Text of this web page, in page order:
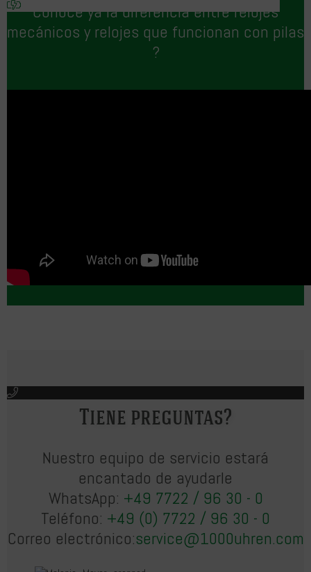
Conoce ya la diferencia entre relojes
mecánicos y relojes que funcionan con pilas
?
Tiene preguntas?
Nuestro equipo de servicio estará
encantado de ayudarle
WhatsApp: +49 7722 / 96 30 - 0
Teléfono: +49 (0) 7722 / 96 30 - 0
Correo electrónico:service@1000uhren.com